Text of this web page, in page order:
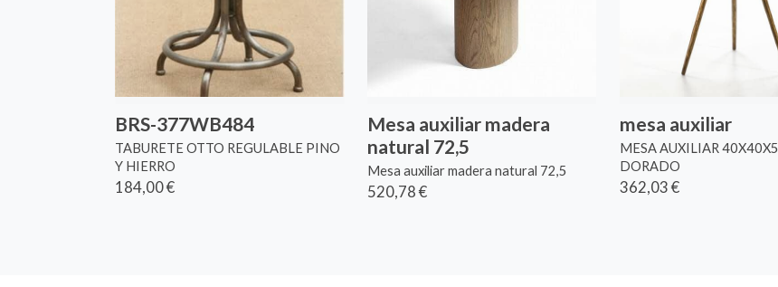
BRS-377WB484
TABURETE OTTO REGULABLE PINO
Y HIERRO
184,00 €
Mesa auxiliar madera
natural 72,5
Mesa auxiliar madera natural 72,5
520,78 €
mesa auxiliar
MESA AUXILIAR
DORADO
362,03 €